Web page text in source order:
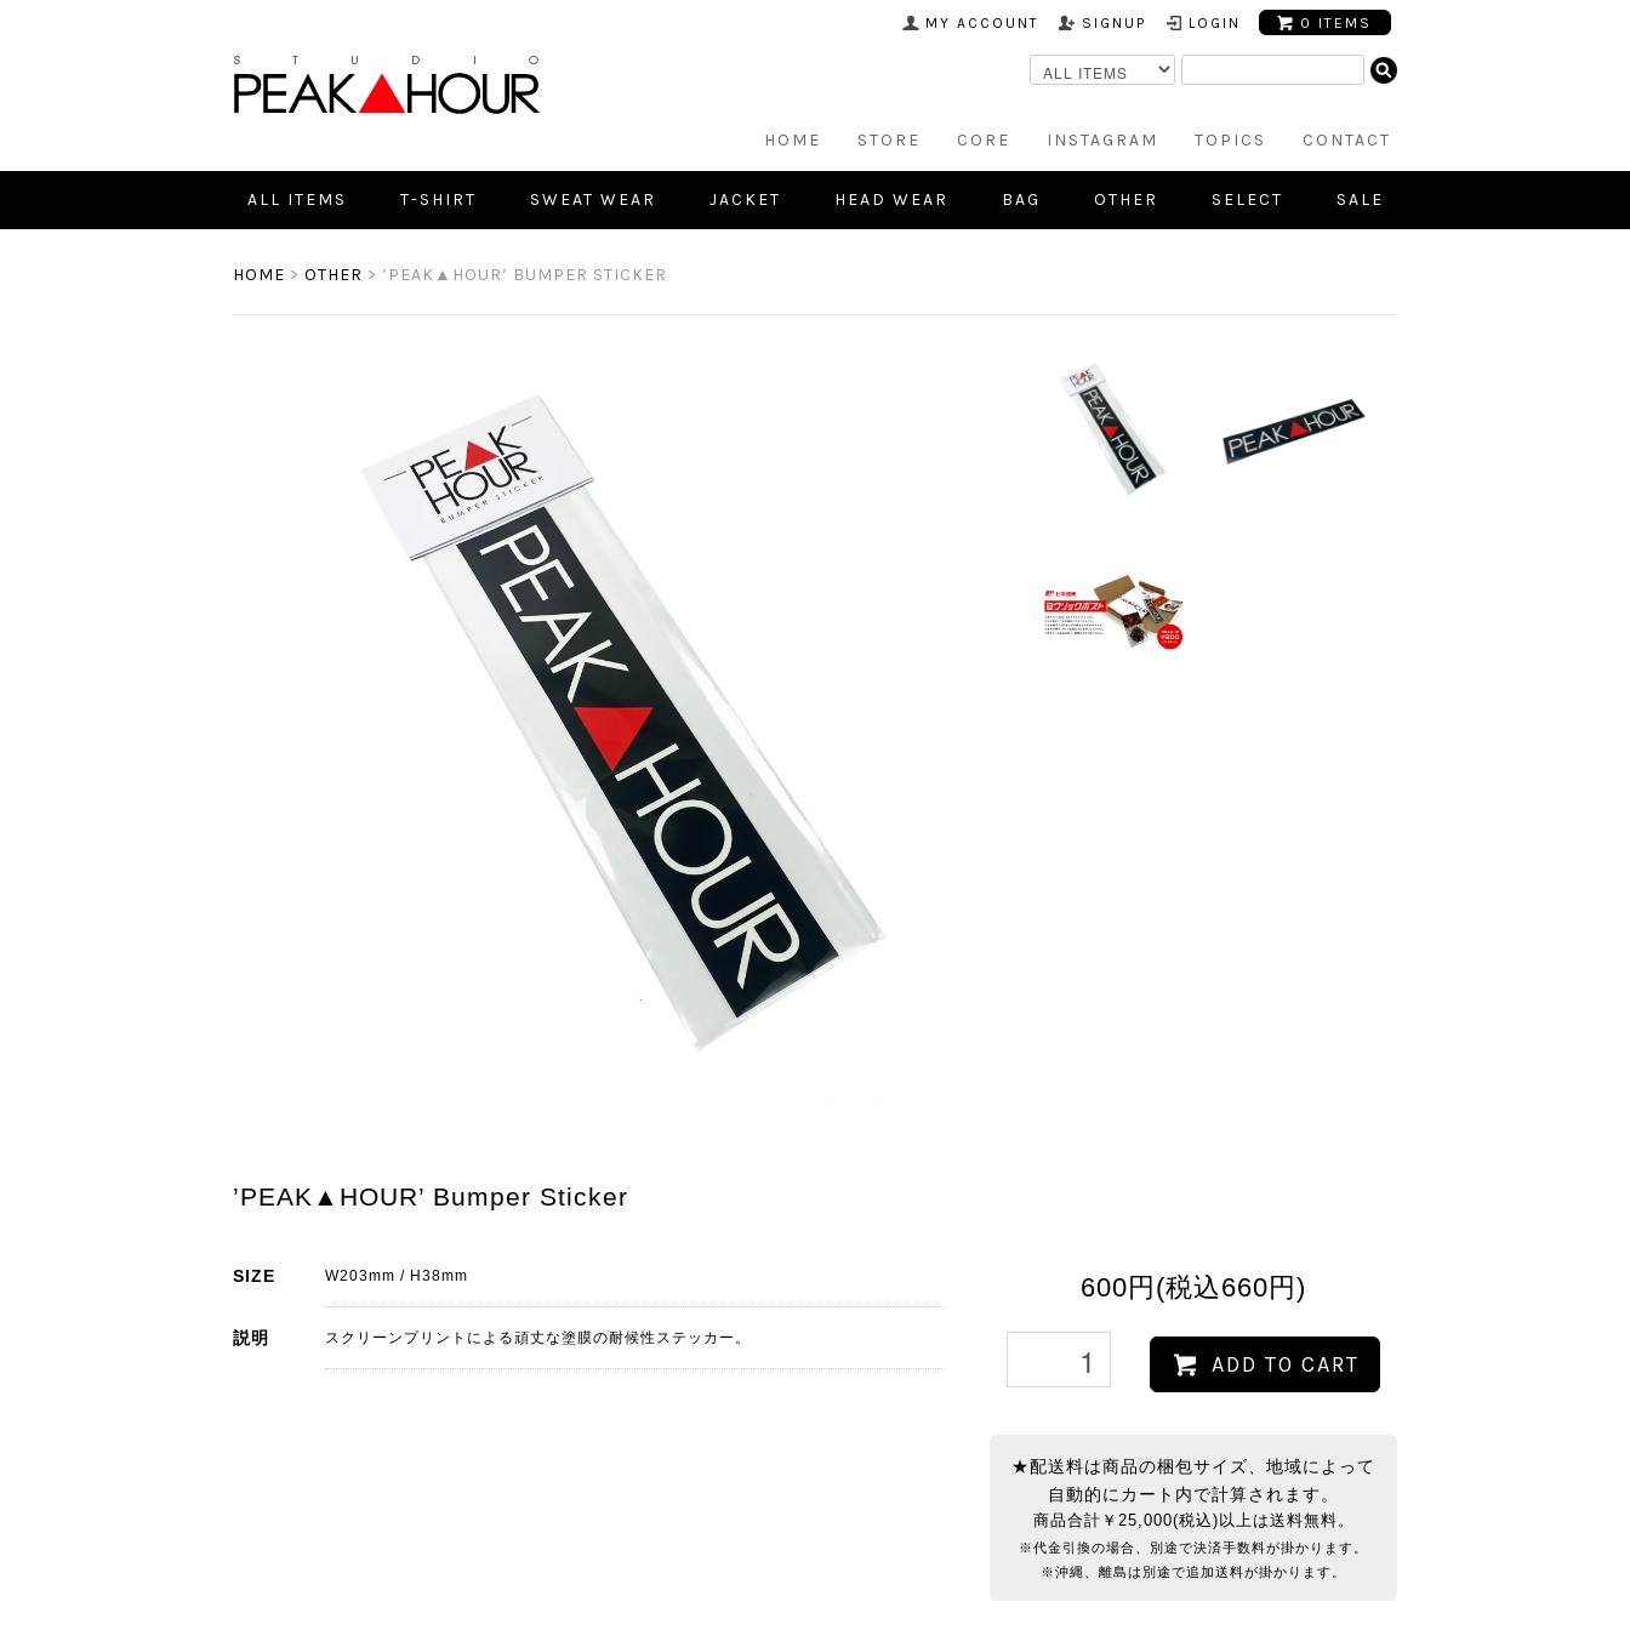
MY ACCOUNT SIGNUP LOGIN 0 ITEMS
HOME STORE CORE INSTAGRAM TOPICS CONTACT
ALL ITEMS T-SHIRT SWEAT WEAR JACKET HEAD WEAR BAG OTHER SELECT SALE
HOME > OTHER > ’PEAK▲HOUR’ BUMPER STICKER
’PEAK▲HOUR’ Bumper Sticker
SIZE W203mm / H38mm
説明 スクリーンプリントによる頑丈な塗膜の耐候性ステッカー。
600円(税込660円)
ADD TO CART
★配送料は商品の梱包サイズ、地域によって
自動的にカート内で計算されます。
商品合計￥25,000(税込)以上は送料無料。
※代金引換の場合、別途で決済手数料が掛かります。
※沖縄、離島は別途で追加送料が掛かります。